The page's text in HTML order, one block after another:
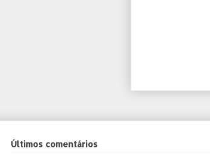
Últimos comentários